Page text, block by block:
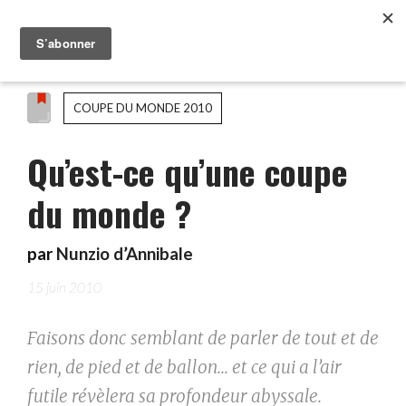
COUPE DU MONDE 2010
Qu’est-ce qu’une coupe
du monde ?
par Nunzio d’Annibale
15 juin 2010
Faisons donc semblant de parler de tout et de
rien, de pied et de ballon... et ce qui a l’air
futile révèlera sa profondeur abyssale.